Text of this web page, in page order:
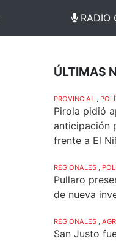
RADIO
ÚLTIMAS
PROVINCIAL
Pirola pidió
anticipación
frente a El
REGIONALES
Pullaro
de nueva
REGIONALES
San Justo